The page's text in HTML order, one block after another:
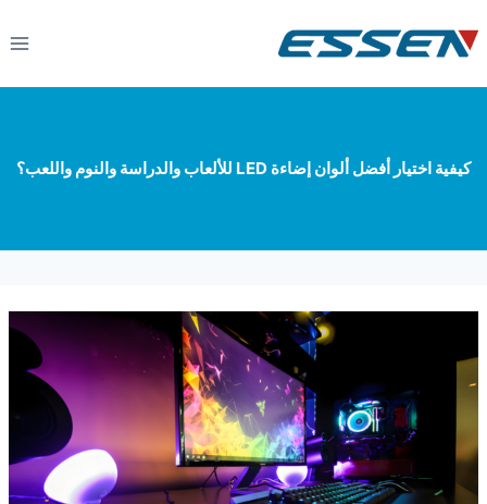
كيفية اختيار أفضل ألوان إضاءة LED للألعاب والدراسة والنوم واللعب؟